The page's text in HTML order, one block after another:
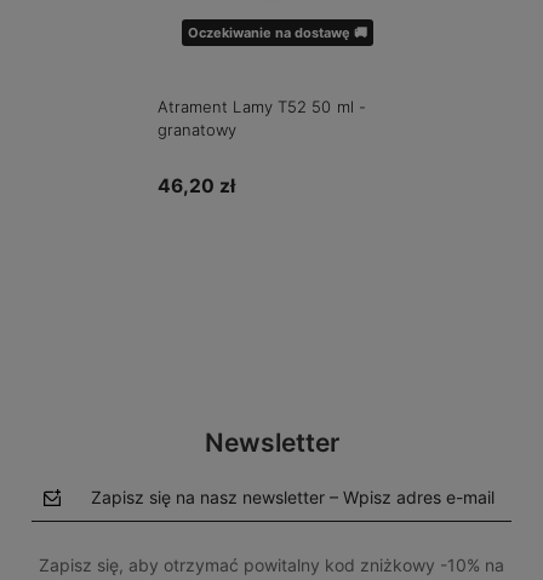
Oczekiwanie na dostawę 🚚
Atrament Lamy T52 50 ml -
granatowy
46,20 zł
Newsletter
Zapisz się, aby otrzymać powitalny kod zniżkowy -10% na
Zapisz się na nasz newsletter – Wpisz adres e-mail